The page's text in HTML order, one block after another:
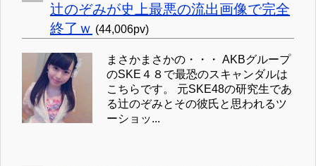
辻のぞみが史上最悪の流出画像で完全
終了ｗ (44,006pv)
まさかまさかの・・・ AKBグループ
のSKE４８で最恐のスキャンダルは
こちらです。 元SKE48の研究生であ
る辻のぞみとその彼氏と思われるツ
ーショッ...